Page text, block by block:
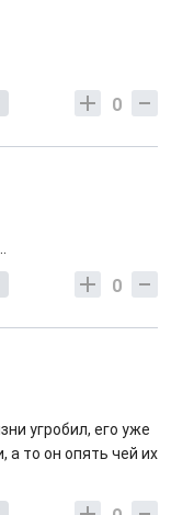
0
0
угробил, его уже
а то он опять чей их